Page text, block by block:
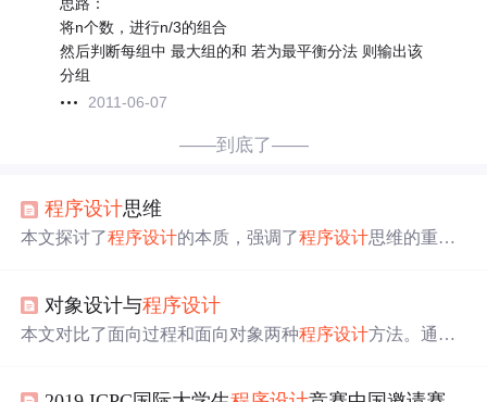
思路：
将n个数，进行n/3的组合
然后判断每组中 最大组的和 若为最平衡分法 则输出该
分组
2011-06-07
——到底了——
程序设计思维
本文探讨了程序设计的本质，强调了程序设计思维的重要
和翻译，以帮助初学者有效地解决问题并编写程序。通过
一个求三位数各位数之和的案例，阐述了三步法的应用，
对象设计与程序设计
本文对比了面向过程和面向对象两种程序设计方法。通过